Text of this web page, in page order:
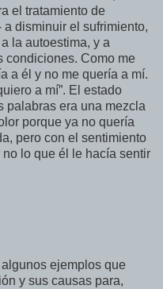
el tratamiento de
disminuir el sufrimiento,
la autoestima, y a
condiciones. Como me
a él y no me quería a mí.
a mí”. El estado
palabras era una mezcla
porque ya no quería
pero con el sentimiento
lo que él le hacía sentir
ejemplos que
y sus causas para,